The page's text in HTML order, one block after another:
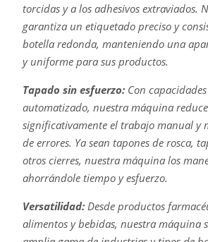
torcidas y a los adhesivos extraviados.
garantiza un etiquetado preciso y
botella redonda, manteniendo una
y uniforme para sus productos.
Tapado sin esfuerzo:Con
automatizado, nuestra máquina reduce
significativamente el trabajo manual y
de errores. Ya sean tapones de rosca,
otros cierres, nuestra máquina los
ahorrándole tiempo y esfuerzo.
Versatilidad:Desde productos
alimentos y bebidas, nuestra máquina